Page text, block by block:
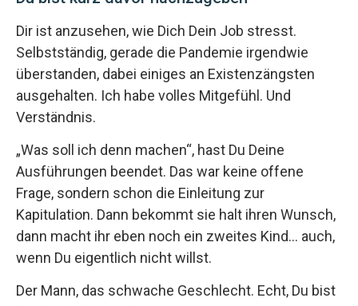
Dir ist anzusehen, wie Dich Dein Job stresst.
Selbstständig, gerade die Pandemie irgendwie
überstanden, dabei einiges an Existenzängsten
ausgehalten. Ich habe volles Mitgefühl. Und
Verständnis.
„Was soll ich denn machen“, hast Du Deine
Ausführungen beendet. Das war keine offene
Frage, sondern schon die Einleitung zur
Kapitulation. Dann bekommt sie halt ihren Wunsch,
dann macht ihr eben noch ein zweites Kind… auch,
wenn Du eigentlich nicht willst.
Der Mann, das schwache Geschlecht. Echt, Du bist